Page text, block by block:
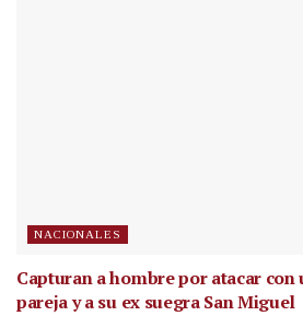
NACIONALES
Capturan a hombre por atacar con
pareja y a su ex suegra San Miguel